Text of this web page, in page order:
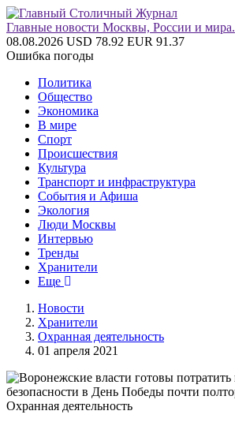
Главные новости Москвы, России и мира.
08.08.2026 USD 78.92 EUR 91.37
Ошибка погоды
Политика
Общество
Экономика
В мире
Спорт
Происшествия
Культура
Транспорт и инфраструктура
События и Афиша
Экология
Люди Москвы
Интервью
Тренды
Хранители
Еще
Новости
Хранители
Охранная деятельность
01 апреля 2021
Охранная деятельность